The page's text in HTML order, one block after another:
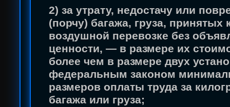
2) за утрату, недостачу или
(порчу) багажа, груза, принятых
воздушной перевозке без
ценности, — в размере их
более чем в размере двух
федеральным законом
размеров оплаты труда за
багажа или груза;